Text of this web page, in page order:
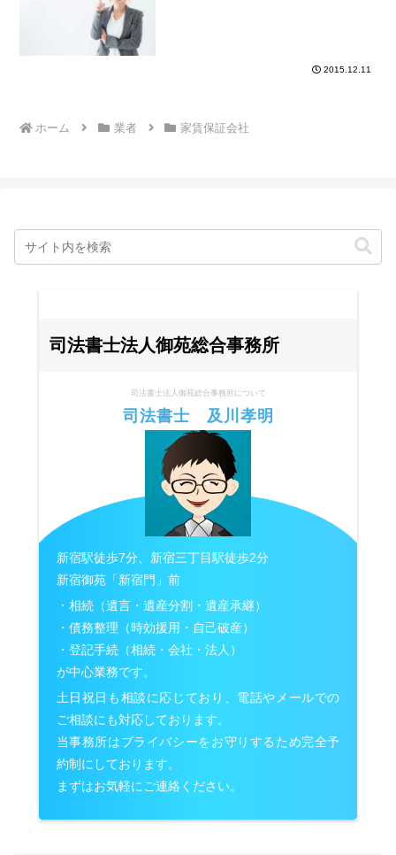
2015.12.11
ホーム 業者 家賃保証会社
司法書士法人御苑総合事務所
司法書士法人御苑総合事務所について
司法書士 及川孝明
新宿駅徒歩7分、新宿三丁目駅徒歩2分
新宿御苑「新宿門」前
・相続（遺言・遺産分割・遺産承継）
・債務整理（時効援用・自己破産）
・登記手続（相続・会社・法人）
が中心業務です。
土日祝日も相談に応じており、電話やメールでの
ご相談にも対応しております。
当事務所はプライバシーをお守りするため完全予
約制にしております。
まずはお気軽にご連絡ください。